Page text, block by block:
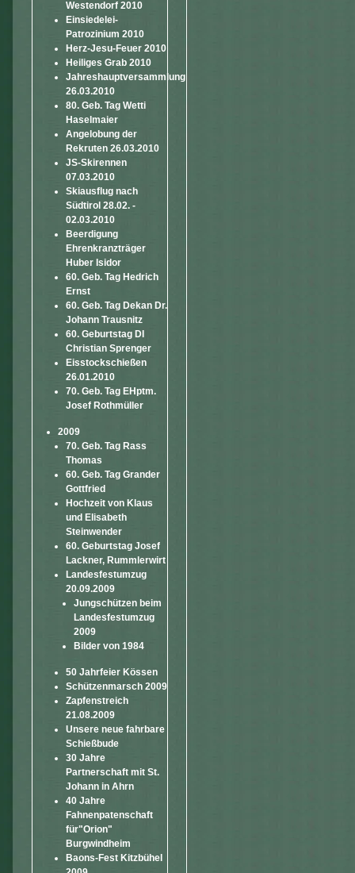
Westendorf 2010
Einsiedelei-
Patrozinium 2010
Herz-Jesu-Feuer 2010
Heiliges Grab 2010
Jahreshauptversammlung
26.03.2010
80. Geb. Tag Wetti
Haselmaier
Angelobung der
Rekruten 26.03.2010
JS-Skirennen
07.03.2010
Skiausflug nach
Südtirol 28.02. -
02.03.2010
Beerdigung
Ehrenkranzträger
Huber Isidor
60. Geb. Tag Hedrich
Ernst
60. Geb. Tag Dekan Dr.
Johann Trausnitz
60. Geburtstag DI
Christian Sprenger
Eisstockschießen
26.01.2010
70. Geb. Tag EHptm.
Josef Rothmüller
2009
70. Geb. Tag Rass
Thomas
60. Geb. Tag Grander
Gottfried
Hochzeit von Klaus
und Elisabeth
Steinwender
60. Geburtstag Josef
Lackner, Rummlerwirt
Landesfestumzug
20.09.2009
Jungschützen beim
Landesfestumzug
2009
Bilder von 1984
50 Jahrfeier Kössen
Schützenmarsch 2009
Zapfenstreich
21.08.2009
Unsere neue fahrbare
Schießbude
30 Jahre
Partnerschaft mit St.
Johann in Ahrn
40 Jahre
Fahnenpatenschaft
für"Orion"
Burgwindheim
Baons-Fest Kitzbühel